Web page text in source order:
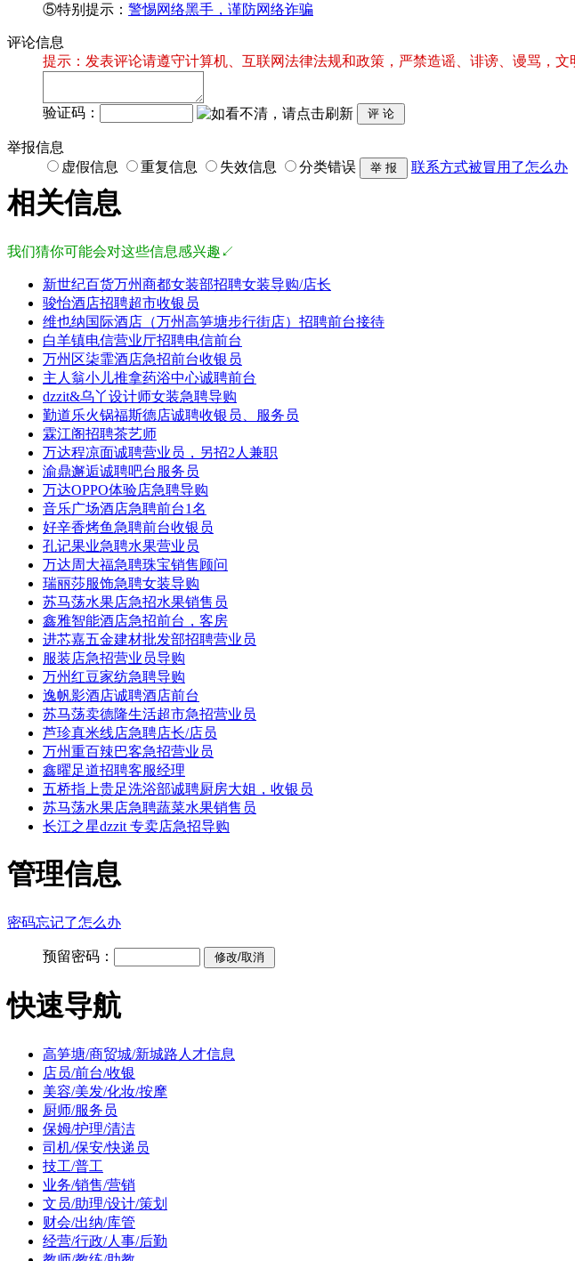
⑤特别提示： 警惕网络黑手，谨防网络诈骗
评论信息
提示：发表评论请遵守计算机、互联网法律法规和政策，严禁造谣、诽谤、谩骂，文
验证码：
举报信息
虚假信息
重复信息 失效信息 分类错误 联系方式被冒用了怎么办
相关信息
我们猜你可能会对这些信息感兴趣↙
新世纪百货万州商都女装部招聘女装导购/店长
骏怡酒店招聘超市收银员
维也纳国际酒店（万州高笋塘步行街店）招聘前台接待
白羊镇电信营业厅招聘电信前台
万州区柒霏酒店急招前台收银员
主人翁小儿推拿药浴中心诚聘前台
dzzit&乌丫设计师女装急聘导购
勤道乐火锅福斯德店诚聘收银员、服务员
霖江阁招聘茶艺师
万达程凉面诚聘营业员，另招2人兼职
渝鼎邂逅诚聘吧台服务员
万达OPPO体验店急聘导购
音乐广场酒店急聘前台1名
好辛香烤鱼急聘前台收银员
孔记果业急聘水果营业员
万达周大福急聘珠宝销售顾问
瑞丽莎服饰急聘女装导购
苏马荡水果店急招水果销售员
鑫雅智能酒店急招前台，客房
进芯嘉五金建材批发部招聘营业员
服装店急招营业员导购
万州红豆家纺急聘导购
逸帆影酒店诚聘酒店前台
苏马荡卖德隆生活超市急招营业员
芦珍真米线店急聘店长/店员
万州重百辣巴客急招营业员
鑫曜足道招聘客服经理
五桥指上贵足洗浴部诚聘厨房大姐，收银员
苏马荡水果店急聘蔬菜水果销售员
长江之星dzzit 专卖店急招导购
管理信息
密码忘记了怎么办
预留密码：
快速导航
高笋塘/商贸城/新城路人才信息
店员/前台/收银
美容/美发/化妆/按摩
厨师/服务员
保姆/护理/清洁
司机/保安/快递员
技工/普工
业务/销售/营销
文员/助理/设计/策划
财会/出纳/库管
经营/行政/人事/后勤